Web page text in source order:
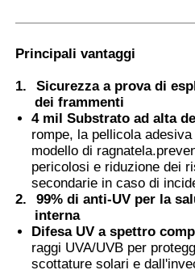
Film fotocromatico
Tinta per vetri per automobili
Vetro smart pdlc
PNLC Film
Interstrato PVB per Vetro
Principali vantaggi
1.
Sicurezza a prova di
dei frammenti
4 mil Substrato ad alta
rompe, la pellicola
modello di
pericolosi e riduzione dei
secondarie in caso di
2.
99% di anti-UV per la
interna
Difesa UV a spettro
raggi UVA/UVB per
scottature solari e